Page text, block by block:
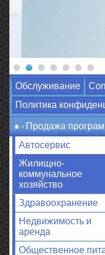
Обслуживание
Политика
Продажа
Автосервис
Жилищно-
коммунальное
хозяйство
Здравоохранение
Недвижимость и
аренда
Общественное